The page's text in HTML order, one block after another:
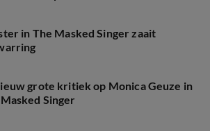
in The Masked Singer zaait
grote kritiek op Monica Geuze in
Singer